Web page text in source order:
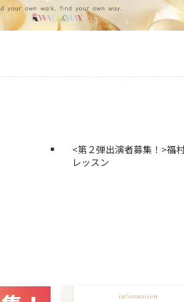
<第２弾出演者募集！>福
レッスン